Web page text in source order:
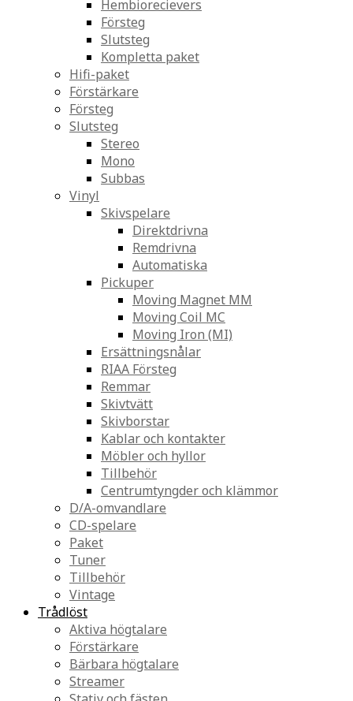
Hembiorecievers
Försteg
Slutsteg
Kompletta paket
Hifi-paket
Förstärkare
Försteg
Slutsteg
Stereo
Mono
Subbas
Vinyl
Skivspelare
Direktdrivna
Remdrivna
Automatiska
Pickuper
Moving Magnet MM
Moving Coil MC
Moving Iron (MI)
Ersättningsnålar
RIAA Försteg
Remmar
Skivtvätt
Skivborstar
Kablar och kontakter
Möbler och hyllor
Tillbehör
Centrumtyngder och klämmor
D/A-omvandlare
CD-spelare
Paket
Tuner
Tillbehör
Vintage
Trådlöst
Aktiva högtalare
Förstärkare
Bärbara högtalare
Streamer